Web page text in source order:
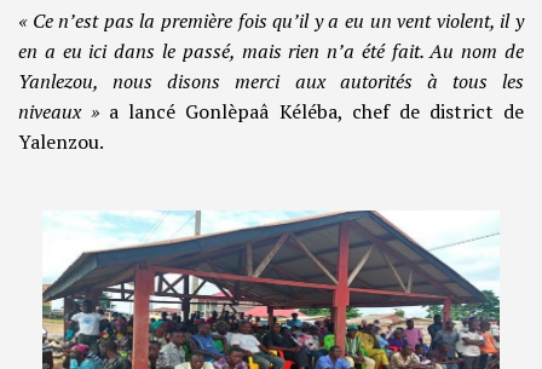
« Ce n’est pas la première fois qu’il y a eu un vent violent, il y
en a eu ici dans le passé, mais rien n’a été fait. Au nom de
Yanlezou, nous disons merci aux autorités à tous les
niveaux » a lancé Gonlèpaâ Kéléba, chef de district de
Yalenzou.